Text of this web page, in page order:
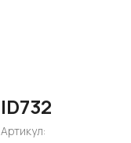
ID732
Артикул: